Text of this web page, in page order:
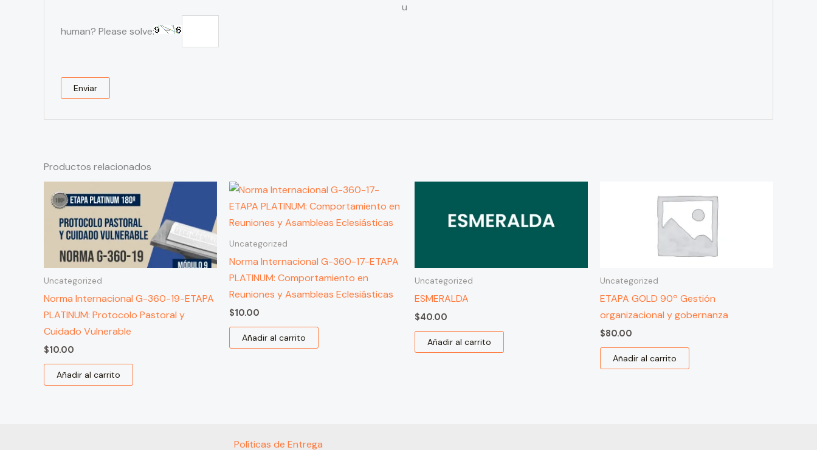
u
human? Please solve:
Productos relacionados
Uncategorized
Norma Internacional G-360-19-ETAPA
PLATINUM: Protocolo Pastoral y
Cuidado Vulnerable
$10.00
Añadir al carrito
Uncategorized
Norma Internacional G-360-17-ETAPA
PLATINUM: Comportamiento en
Reuniones y Asambleas Eclesiásticas
$10.00
Añadir al carrito
Uncategorized
ESMERALDA
$40.00
Añadir al carrito
Uncategorized
ETAPA GOLD 90º Gestión
organizacional y gobernanza
$80.00
Añadir al carrito
Políticas de Entrega